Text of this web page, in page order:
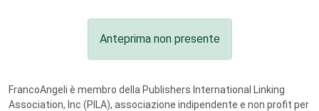
Anteprima non presente
FrancoAngeli è membro della Publishers International Linking
Association, Inc (PILA), associazione indipendente e non profit per